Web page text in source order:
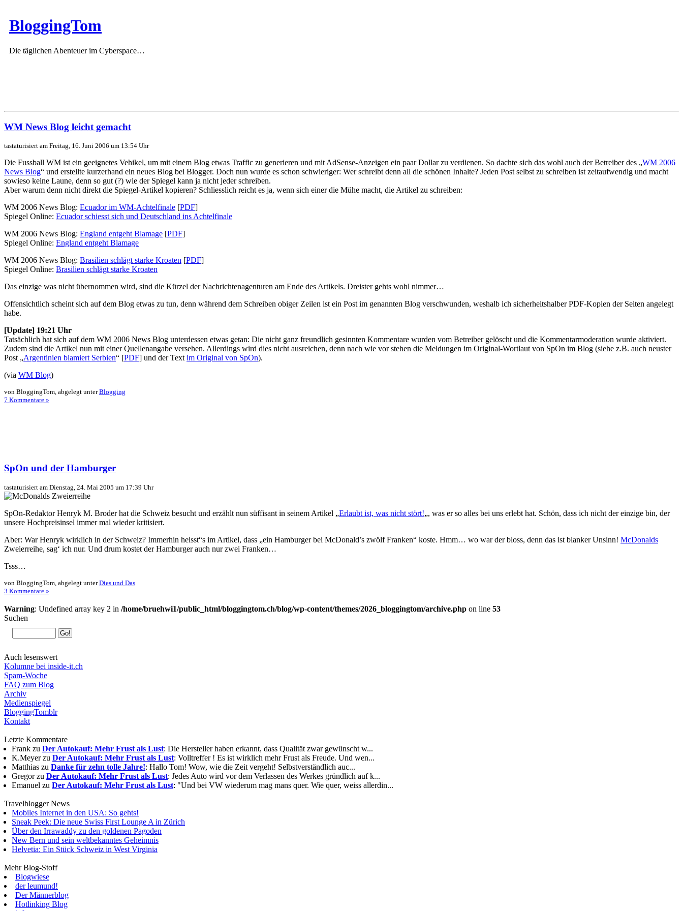
BloggingTom
Die täglichen Abenteuer im Cyberspace…
WM News Blog leicht gemacht
tastaturisiert am Freitag, 16. Juni 2006 um 13:54 Uhr
Die Fussball WM ist ein geeignetes Vehikel, um mit einem Blog etwas Traffic zu generieren und mit AdSense-Anzeigen ein paar Dollar zu verdienen. So dachte sich das wohl auch der Betreiber des „WM 2006
News Blog“ und erstellte kurzerhand ein neues Blog bei Blogger. Doch nun wurde es schon schwieriger: Wer schreibt denn all die schönen Inhalte? Jeden Post selbst zu schreiben ist zeitaufwendig und macht
sowieso keine Laune, denn so gut (?) wie der Spiegel kann ja nicht jeder schreiben.
Aber warum denn nicht direkt die Spiegel-Artikel kopieren? Schliesslich reicht es ja, wenn sich einer die Mühe macht, die Artikel zu schreiben:
WM 2006 News Blog: Ecuador im WM-Achtelfinale [PDF]
Spiegel Online: Ecuador schiesst sich und Deutschland ins Achtelfinale
WM 2006 News Blog: England entgeht Blamage [PDF]
Spiegel Online: England entgeht Blamage
WM 2006 News Blog: Brasilien schlägt starke Kroaten [PDF]
Spiegel Online: Brasilien schlägt starke Kroaten
Das einzige was nicht übernommen wird, sind die Kürzel der Nachrichtenagenturen am Ende des Artikels. Dreister gehts wohl nimmer…
Offensichtlich scheint sich auf dem Blog etwas zu tun, denn während dem Schreiben obiger Zeilen ist ein Post im genannten Blog verschwunden, weshalb ich sicherheitshalber PDF-Kopien der Seiten angelegt
habe.
[Update] 19:21 Uhr
Tatsächlich hat sich auf dem WM 2006 News Blog unterdessen etwas getan: Die nicht ganz freundlich gesinnten Kommentare wurden vom Betreiber gelöscht und die Kommentarmoderation wurde aktiviert.
Zudem sind die Artikel nun mit einer Quellenangabe versehen. Allerdings wird dies nicht ausreichen, denn nach wie vor stehen die Meldungen im Original-Wortlaut von SpOn im Blog (siehe z.B. auch neuster
Post „Argentinien blamiert Serbien“ [PDF] und der Textim Original von SpOn).
(via WM Blog)
von BloggingTom, abgelegt unterBlogging
7 Kommentare »
SpOn und der Hamburger
tastaturisiert am Dienstag, 24. Mai 2005 um 17:39 Uhr
SpOn-Redaktor Henryk M. Broder hat die Schweiz besucht und erzählt nun süffisant in seinem Artikel „Erlaubt ist, was nicht stört!„, was er so alles bei uns erlebt hat. Schön, dass ich nicht der einzige bin, der
unsere Hochpreisinsel immer mal wieder kritisiert.
Aber: War Henryk wirklich in der Schweiz? Immerhin heisst“s im Artikel, dass „ein Hamburger bei McDonald’s zwölf Franken“ koste. Hmm… wo war der bloss, denn das ist blanker Unsinn! McDonalds
Zweierreihe, sag‘ ich nur. Und drum kostet der Hamburger auch nur zwei Franken…
Tsss…
von BloggingTom, abgelegt unterDies und Das
3 Kommentare »
Warning: Undefined array key 2 in /home/bruehwi1/public_html/bloggingtom.ch/blog/wp-content/themes/2026_bloggingtom/archive.php on line 53
Suchen
Auch lesenswert
Kolumne bei inside-it.ch
Spam-Woche
FAQ zum Blog
Archiv
Medienspiegel
BloggingTomblr
Kontakt
Letzte Kommentare
Frank zu Der Autokauf: Mehr Frust als Lust: Die Hersteller haben erkannt, dass Qualität zwar gewünscht w...
K.Meyer zu Der Autokauf: Mehr Frust als Lust: Volltreffer ! Es ist wirklich mehr Frust als Freude. Und wen...
Matthias zu Danke für zehn tolle Jahre!: Hallo Tom! Wow, wie die Zeit vergeht! Selbstverständlich auc...
Gregor zu Der Autokauf: Mehr Frust als Lust: Jedes Auto wird vor dem Verlassen des Werkes gründlich auf k...
Emanuel zu Der Autokauf: Mehr Frust als Lust: "Und bei VW wiederum mag mans quer. Wie quer, weiss allerdin...
Travelblogger News
Mobiles Internet in den USA: So gehts!
Sneak Peek: Die neue Swiss First Lounge A in Zürich
Über den Irrawaddy zu den goldenen Pagoden
New Bern und sein weltbekanntes Geheimnis
Helvetia: Ein Stück Schweiz in West Virginia
Mehr Blog-Stoff
Blogwiese
der leumund!
Der Männerblog
Hotlinking Blog